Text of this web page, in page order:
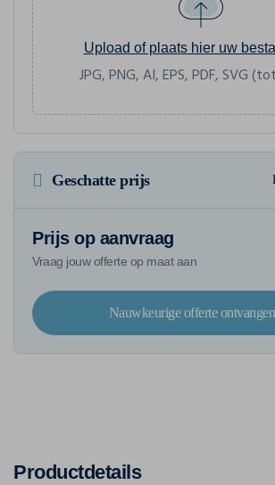
Upload of plaats hier uw
JPG, PNG, AI, EPS, PDF, SVG
Geschatte prijs
Prijs op aanvraag
Vraag jouw offerte op maat aan
Nauwkeurige offerte ontvangen
Productdetails